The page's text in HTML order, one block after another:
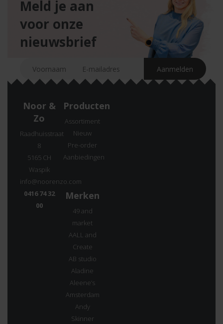
Meld je aan
voor onze
nieuwsbrief
Noor &
Zo
Raadhuisstraat
8
5165 CH
Waspik
info@noorenzo.com
0416 74 32
00
Producten
Assortiment
Nieuw
Pre-order
Aanbiedingen
Merken
49 and
market
AALL and
Create
AB studio
Aladine
Aleene’s
Amsterdam
Andy
Skinner